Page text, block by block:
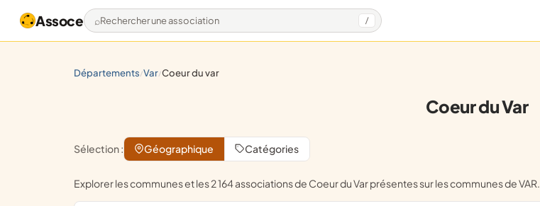
Assoce Rechercher une association /
départements/ var/ coeur du var
Coeur du Var
Sélection : Géographique Catégories
Explorer les communes et les 2 164 associations de Coeur du Var présentes sur les communes de VAR.